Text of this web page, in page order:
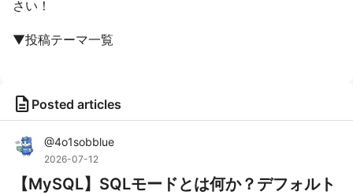
さい！
▼投稿テーマ一覧
description Posted articles
@4o1sobblue
2026-07-12
【MySQL】SQLモードとは何か？デフォルト